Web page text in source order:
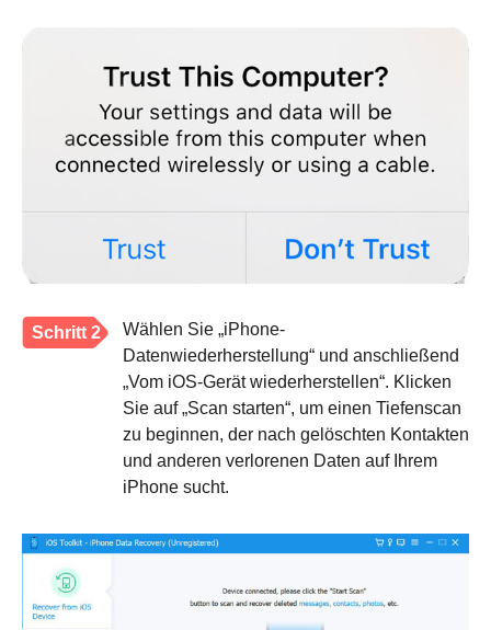
Schritt 2
Wählen Sie „iPhone-
Datenwiederherstellung“ und anschließend
„Vom iOS-Gerät wiederherstellen“. Klicken
Sie auf „Scan starten“, um einen Tiefenscan
zu beginnen, der nach gelöschten Kontakten
und anderen verlorenen Daten auf Ihrem
iPhone sucht.